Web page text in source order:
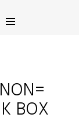
BOX